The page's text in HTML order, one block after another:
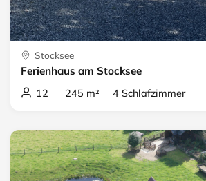
Stocksee
Ferienhaus am Stocksee
12 245 m² 4 Schlafzimmer